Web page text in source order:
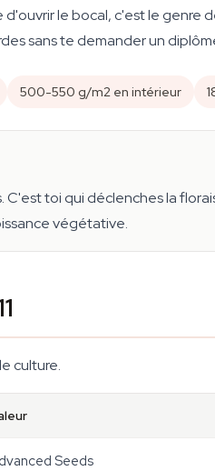
le bocal, c'est le
sans te demander un
500-550 g/m2 en intérieur
toi qui déclenches la
végétative.
culture.
Seeds